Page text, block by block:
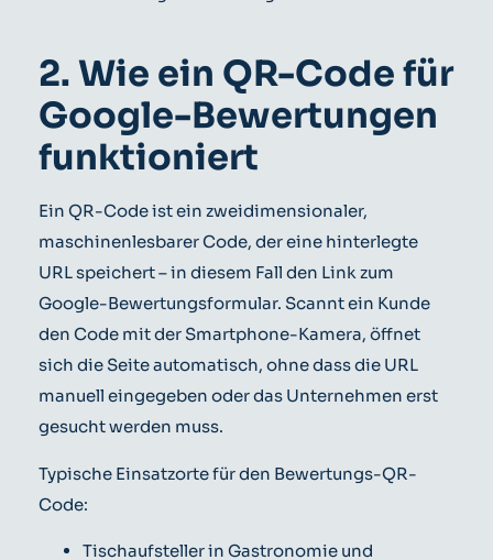
2. Wie ein QR-Code für
Google-Bewertungen
funktioniert
Ein QR-Code ist ein zweidimensionaler,
maschinenlesbarer Code, der eine hinterlegte
URL speichert – in diesem Fall den Link zum
Google-Bewertungsformular. Scannt ein Kunde
den Code mit der Smartphone-Kamera, öffnet
sich die Seite automatisch, ohne dass die URL
manuell eingegeben oder das Unternehmen erst
gesucht werden muss.
Typische Einsatzorte für den Bewertungs-QR-
Code:
Tischaufsteller in Gastronomie und